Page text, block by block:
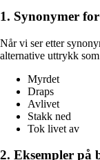
1. Synonymer
Når vi ser etter
alternative uttrykk
Myrdet
Draps
Avlivet
Stakk ned
Tok livet av
2. Eksempler på